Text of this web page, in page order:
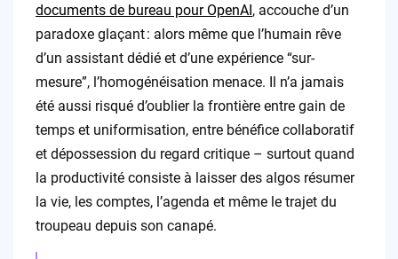
documents de bureau pour OpenAI, accouche d’un
paradoxe glaçant : alors même que l’humain rêve
d’un assistant dédié et d’une expérience “sur-
mesure”, l’homogénéisation menace. Il n’a jamais
été aussi risqué d’oublier la frontière entre gain de
temps et uniformisation, entre bénéfice collaboratif
et dépossession du regard critique – surtout quand
la productivité consiste à laisser des algos résumer
la vie, les comptes, l’agenda et même le trajet du
troupeau depuis son canapé.